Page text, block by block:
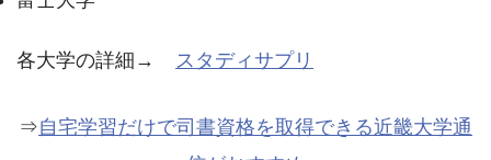
各大学の詳細→ スタディサプリ
⇒自宅学習だけで司書資格を取得できる近畿大学通